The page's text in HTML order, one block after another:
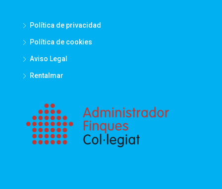
Política de privacidad
Política de cookies
Aviso Legal
Rentalmar